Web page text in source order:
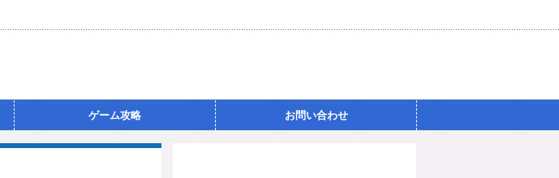
ゲーム攻略 お問い合わせ